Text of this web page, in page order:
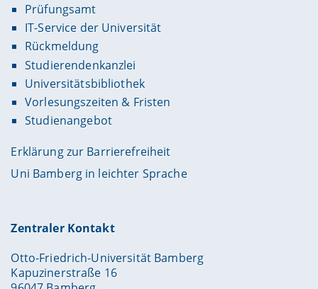
Prüfungsamt
IT-Service der Universität
Rückmeldung
Studierendenkanzlei
Universitätsbibliothek
Vorlesungszeiten & Fristen
Studienangebot
Erklärung zur Barrierefreiheit
Uni Bamberg in leichter Sprache
Zentraler Kontakt
Otto-Friedrich-Universität Bamberg
Kapuzinerstraße 16